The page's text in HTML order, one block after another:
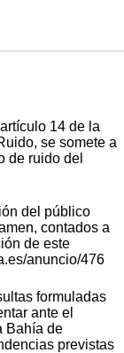
14 de la
se somete a
de ruido del
del público
contados a
de este
anuncio/476
formuladas
ante el
Bahía de
previstas